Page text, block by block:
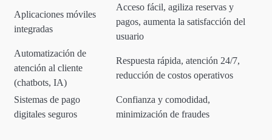
Aplicaciones móviles
integradas
Acceso fácil, agiliza reservas y
pagos, aumenta la satisfacción del
usuario
Automatización de
atención al cliente
(chatbots, IA)
Respuesta rápida, atención 24/7,
reducción de costos operativos
Sistemas de pago
digitales seguros
Confianza y comodidad,
minimización de fraudes